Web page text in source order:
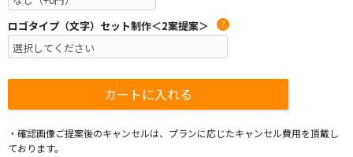
ロゴタイプ（文字）セット制作＜2案提案＞ ?
・確認画像ご提案後のキャンセルは、プランに応じたキャンセル費用を頂戴し
ております。